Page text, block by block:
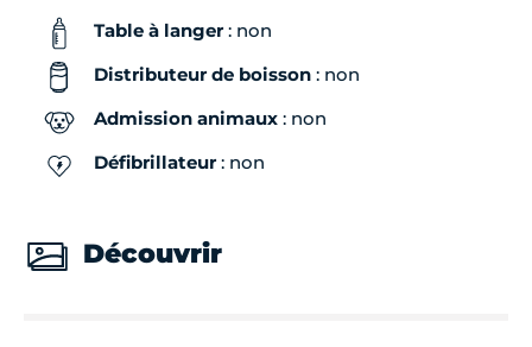
Table à langer: non
Distributeur de boisson : non
Admission animaux : non
Défibrillateur: non
Découvrir